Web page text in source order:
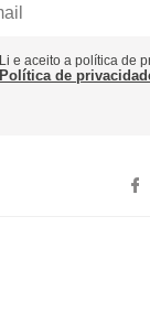
Li e aceito a política de
Política de